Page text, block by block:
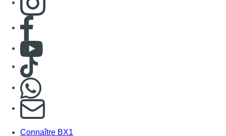
Consulter page Facebook
Consulter Youtube
Consulter TikTok
S'abonner à notre newsletter
Connaître BX1